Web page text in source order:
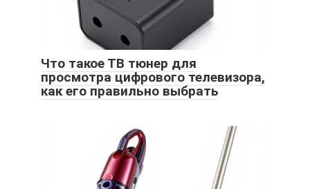
Что такое ТВ тюнер для
просмотра цифрового телевизора,
как его правильно выбрать